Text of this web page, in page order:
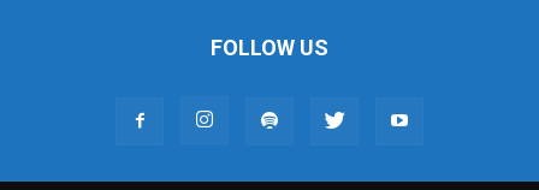
FOLLOW US